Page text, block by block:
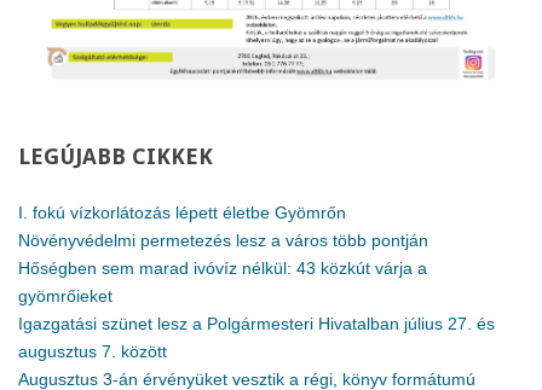
LEGÚJABB CIKKEK
I. fokú vízkorlátozás lépett életbe Gyömrőn
Növényvédelmi permetezés lesz a város több pontján
Hőségben sem marad ivóvíz nélkül: 43 közkút várja a
gyömrőieket
Igazgatási szünet lesz a Polgármesteri Hivatalban július 27. és
augusztus 7. között
Augusztus 3-án érvényüket vesztik a régi, könyv formátumú